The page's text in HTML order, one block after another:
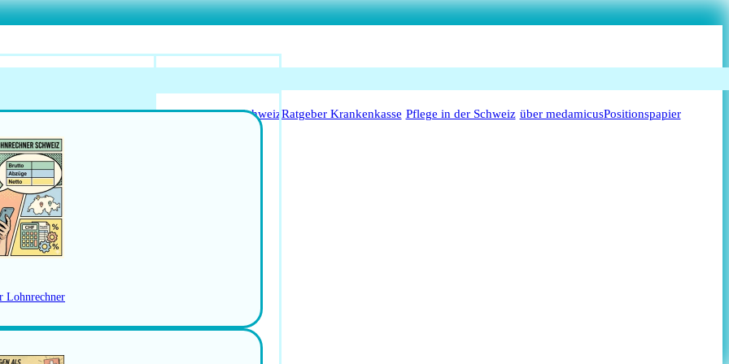
Anerkennung für ÄrzteLeitfaden Start in der SchweizRatgeber Krankenkasse Pflege in der Schweiz über medamicusPositionspapier
Arbeitsbedingungen
Jobs in der Ostschweiz
Lohnrechner